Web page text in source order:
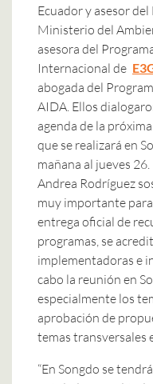
Ecuador y asesor
Ministerio del
asesora del
Internacional de
abogada del
AIDA. Ellos
agenda de la
que se realizará en
mañana al jueves 26.
Andrea Rodríguez
muy importante para
entrega oficial de
programas, se
implementadoras e
cabo la reunión en
especialmente los
aprobación de
temas transversales
“En Songdo se